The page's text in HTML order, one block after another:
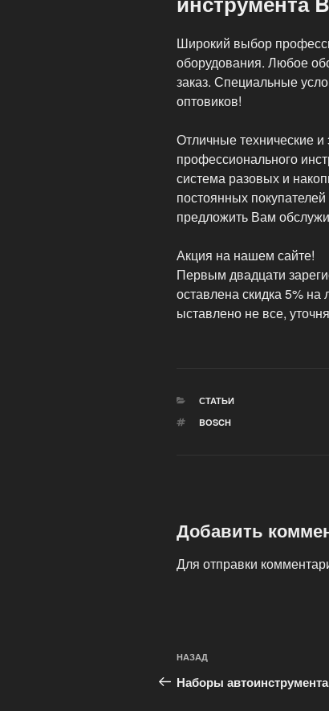
Широкий выбор
оборудования. Любое
заказ. Специальные
оптовиков!
Отличные технические и
профессионального
система разовых и
постоянных
предложить Вам
Акция на нашем сайте!
Первым двадцати
оставлена скидка 5%
ыставлено не все,
РУБРИКИ
СТАТЬИ
МЕТКИ
BOSCH
Добавить
Для отправки
Навигация
по
Предыдущая
запись:
НАЗАД
Наборы автоинструмента